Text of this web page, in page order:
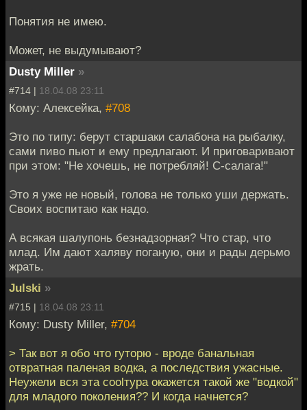
Понятия не имею.
Может, не выдумывают?
Dusty Miller »
#714 | 18.04.08 23:11
Кому: Алексейка, #708
Это по типу: берут старшаки салабона на рыбалку,
сами пиво пьют и ему предлагают. И приговаривают
при этом: "Не хочешь, не потребляй! С-салага!"
Это я уже не новый, голова не только уши держать.
Своих воспитаю как надо.
А всякая шалупонь безнадзорная? Что стар, что
млад. Им дают халяву поганую, они и рады дерьмо
жрать.
Julski »
#715 | 18.04.08 23:11
Кому: Dusty Miller, #704
> Так вот я обо что гуторю - вроде банальная
отвратная паленая водка, а последствия ужасные.
Неужели вся эта coolтура окажется такой же "водкой"
для младого поколения?? И когда начнется?